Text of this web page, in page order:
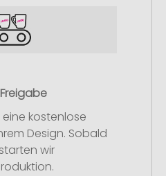
kostenlose
Design. Sobald
wir